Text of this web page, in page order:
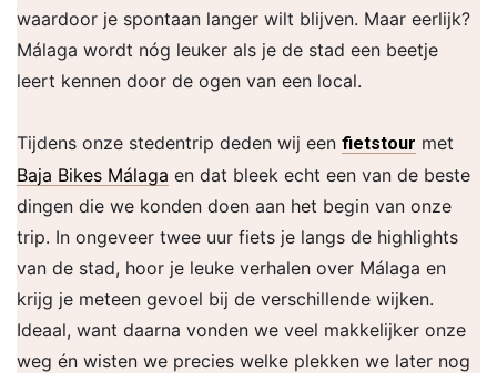
waardoor je spontaan langer wilt blijven. Maar eerlijk?
Málaga wordt nóg leuker als je de stad een beetje
leert kennen door de ogen van een local.
Tijdens onze stedentrip deden wij een fietstour met
Baja Bikes Málaga en dat bleek echt een van de beste
dingen die we konden doen aan het begin van onze
trip. In ongeveer twee uur fiets je langs de highlights
van de stad, hoor je leuke verhalen over Málaga en
krijg je meteen gevoel bij de verschillende wijken.
Ideaal, want daarna vonden we veel makkelijker onze
weg én wisten we precies welke plekken we later nog